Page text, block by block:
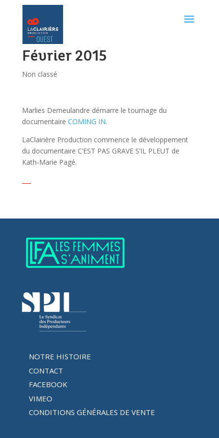
Février 2015
Non classé
Marlies Demeulandre démarre le tournage du
documentaire COMING IN.
LaClairière Production commence le développement
du documentaire C’EST PAS GRAVE S’IL PLEUT de
Kath-Marie Pagé.
NOTRE HISTOIRE
CONTACT
FACEBOOK
VIMEO
CONDITIONS GÉNÉRALES DE VENTE